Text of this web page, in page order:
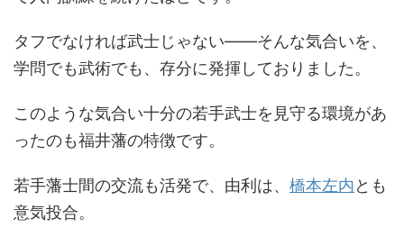
タフでなければ武士じゃない――そんな気合いを、
学問でも武術でも、存分に発揮しておりました。
このような気合い十分の若手武士を見守る環境があ
ったのも福井藩の特徴です。
若手藩士間の交流も活発で、由利は、 橋本左内とも
意気投合。